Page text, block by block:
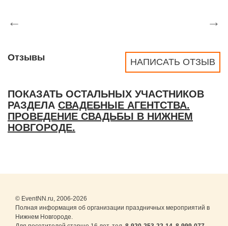
← →
НАПИСАТЬ ОТЗЫВ
Отзывы
ПОКАЗАТЬ ОСТАЛЬНЫХ УЧАСТНИКОВ
РАЗДЕЛА СВАДЕБНЫЕ АГЕНТСТВА.
ПРОВЕДЕНИЕ СВАДЬБЫ В НИЖНЕМ
НОВГОРОДЕ.
© EventNN.ru, 2006-2026
Полная информация об организации праздничных мероприятий в
Нижнем Новгороде.